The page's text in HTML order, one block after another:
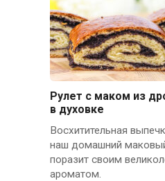
Рулет с маком из
в духовке
Восхитительная
наш домашний
поразит своим
ароматом.